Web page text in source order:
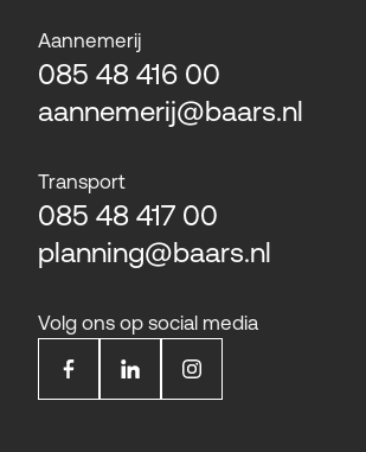
Aannemerij
085 48 416 00
aannemerij@baars.nl
Transport
085 48 417 00
planning@baars.nl
Volg ons op social media